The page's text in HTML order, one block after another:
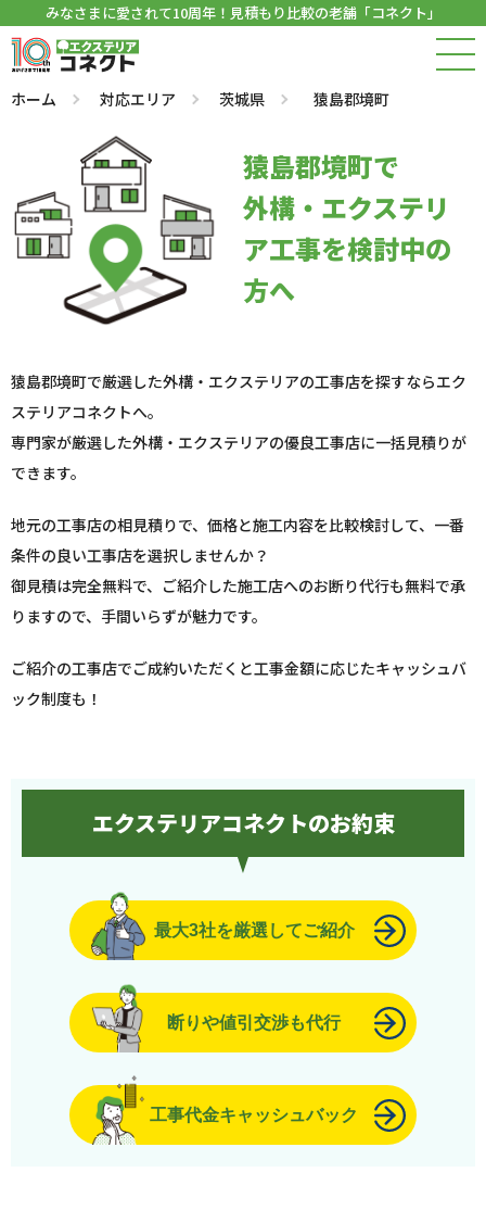
みなさまに愛されて10周年！見積もり比較の老舗「コネクト」
ホーム 対応エリア 茨城県 猿島郡境町
猿島郡境町で
外構・エクステリ
ア工事を検討中の
方へ
猿島郡境町で厳選した外構・エクステリアの工事店を探すならエク
ステリアコネクトへ。
専門家が厳選した外構・エクステリアの優良工事店に一括見積りが
できます。
地元の工事店の相見積りで、価格と施工内容を比較検討して、一番
条件の良い工事店を選択しませんか？
御見積は完全無料で、ご紹介した施工店へのお断り代行も無料で承
りますので、手間いらずが魅力です。
ご紹介の工事店でご成約いただくと工事金額に応じたキャッシュバ
ック制度も！
エクステリアコネクトのお約束
最大3社を厳選してご紹介
断りや値引交渉も代行
工事代金キャッシュバック